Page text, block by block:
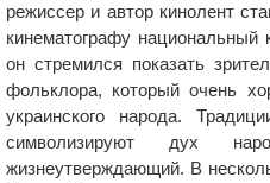
режиссер и автор кинолент
кинематографу национальный
он стремился показать
фольклора, который очень
украинского народа.
символизируют дух
жизнеутверждающий. В